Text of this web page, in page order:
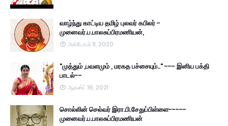
வாழ்ந்து காட்டிய தமிழ் புலவர் கபிலர் -
முனைவர்.ப.பாலசுப்பிரமணியன்,
அக்டோபர் 11, 2020
"முத்தும் ,பவளமும் , மரகத பச்சையும்.." --- இனிய பக்தி
பாடல்--
ஆகஸ்ட் 16, 2021
சொல்லின் செல்வர் இரா.பி.சேதுப்பிள்ளை-----
முனைவர்.ப.பாலசுப்பிரமணியன்